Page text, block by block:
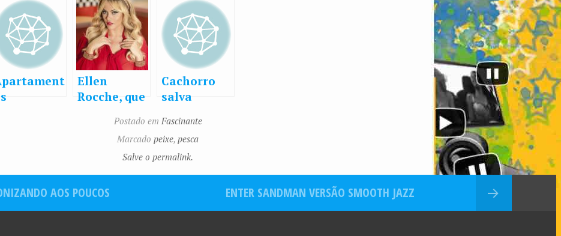
Ellen
Rocche, que
paixão na
TV por seus
pés, revela:
‘Um senhor
mordeu meu
Cachorro
salva
Postado em Fascinante
Marcado peixe, pesca
Salve o permalink.
AOS POUCOS ENTER SANDMAN VERSÃO SMOOTH JAZZ